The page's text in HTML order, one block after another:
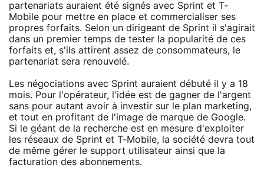
partenariats auraient été signés avec Sprint et T-
Mobile pour mettre en place et commercialiser ses
propres forfaits. Selon un dirigeant de Sprint il s'agirait
dans un premier temps de tester la popularité de ces
forfaits et, s'ils attirent assez de consommateurs, le
partenariat sera renouvelé.
Les négociations avec Sprint auraient débuté il y a 18
mois. Pour l'opérateur, l'idée est de gagner de l'argent
sans pour autant avoir à investir sur le plan marketing,
et tout en profitant de l'image de marque de Google.
Si le géant de la recherche est en mesure d'exploiter
les réseaux de Sprint et T-Mobile, la société devra tout
de même gérer le support utilisateur ainsi que la
facturation des abonnements.